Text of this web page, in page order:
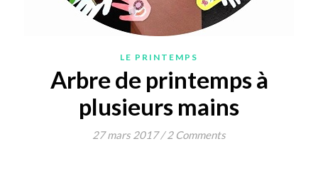
LE PRINTEMPS
Arbre de printemps à
plusieurs mains
27 mars 2017 / 2 Comments